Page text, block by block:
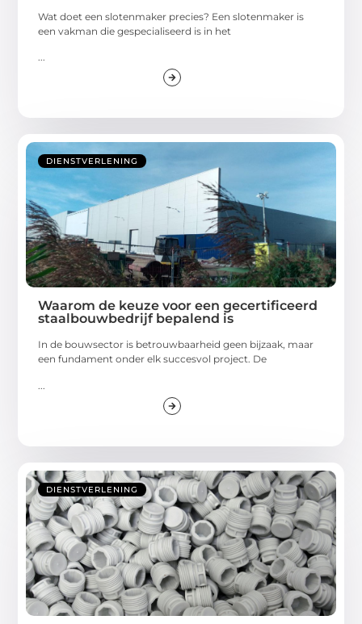
Wat doet een slotenmaker precies? Een slotenmaker is
een vakman die gespecialiseerd is in het
...
DIENSTVERLENING
Waarom de keuze voor een gecertificeerd
staalbouwbedrijf bepalend is
In de bouwsector is betrouwbaarheid geen bijzaak, maar
een fundament onder elk succesvol project. De
DIENSTVERLENING